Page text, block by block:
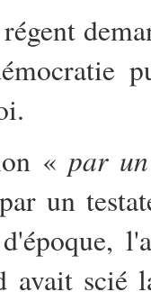
« par
un
avait